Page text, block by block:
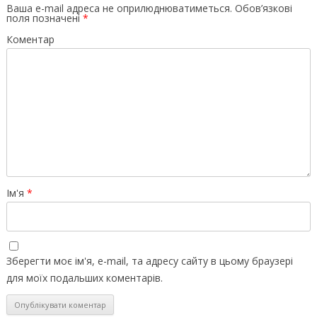
Ваша e-mail адреса не оприлюднюватиметься. Обов’язкові
поля позначені *
Коментар
Ім'я *
Зберегти моє ім'я, e-mail, та адресу сайту в цьому браузері
для моїх подальших коментарів.